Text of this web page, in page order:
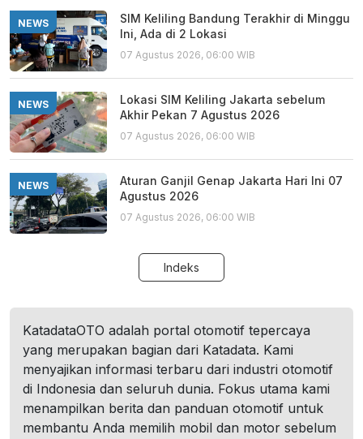
NEWS
SIM Keliling Bandung Terakhir di Minggu
Ini, Ada di 2 Lokasi
07 Agustus 2026, 06:00 WIB
NEWS
Lokasi SIM Keliling Jakarta sebelum
Akhir Pekan 7 Agustus 2026
07 Agustus 2026, 06:00 WIB
NEWS
Aturan Ganjil Genap Jakarta Hari Ini 07
Agustus 2026
07 Agustus 2026, 06:00 WIB
Indeks
KatadataOTO adalah portal otomotif tepercaya
yang merupakan bagian dari Katadata. Kami
menyajikan informasi terbaru dari industri otomotif
di Indonesia dan seluruh dunia. Fokus utama kami
menampilkan berita dan panduan otomotif untuk
membantu Anda memilih mobil dan motor sebelum